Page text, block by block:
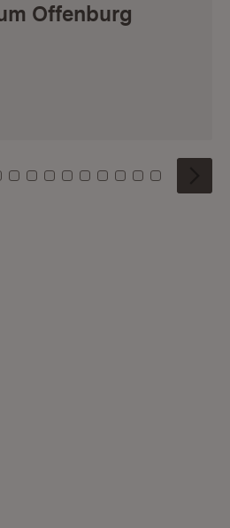
Offenburg
1 2 3 4
Kachel: 5
Zu Kachel: 6
Zu Kachel: 7
Zu Kachel: 8
Zu Kachel: 9
Zu Kachel: 10
Zu Kachel: 11
Zu Kachel: 12
Zu Kachel:
Zu